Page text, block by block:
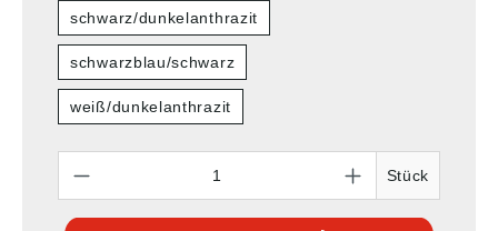
schwarz/dunkelanthrazit
schwarzblau/schwarz
weiß/dunkelanthrazit
Stück